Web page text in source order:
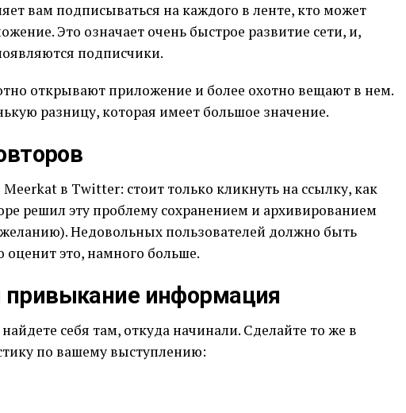
вам подписываться на каждого в ленте, кто может
Это означает очень быстрое развитие сети, и,
подписчики.
открывают приложение и более охотно вещают в нем.
разницу, которая имеет большое значение.
в Twitter: стоит только кликнуть на ссылку, как
решил эту проблему сохранением и архивированием
Недовольных пользователей должно быть
оценит это, намного больше.
информация
себя там, откуда начинали. Сделайте то же в
по вашему выступлению: